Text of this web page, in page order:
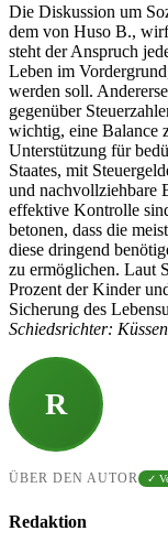
Die Diskussion um
dem von Huso B.,
steht der Anspruch
Leben im
werden soll.
gegenüber
wichtig, eine Balance
Unterstützung für
Staates, mit
und nachvollziehbare
effektive Kontrolle
betonen, dass die
diese dringend
zu ermöglichen. Laut
Prozent der Kinder
Sicherung des
Schiedsrichter:
R
ÜBER DEN AUTOR ✓
Redaktion